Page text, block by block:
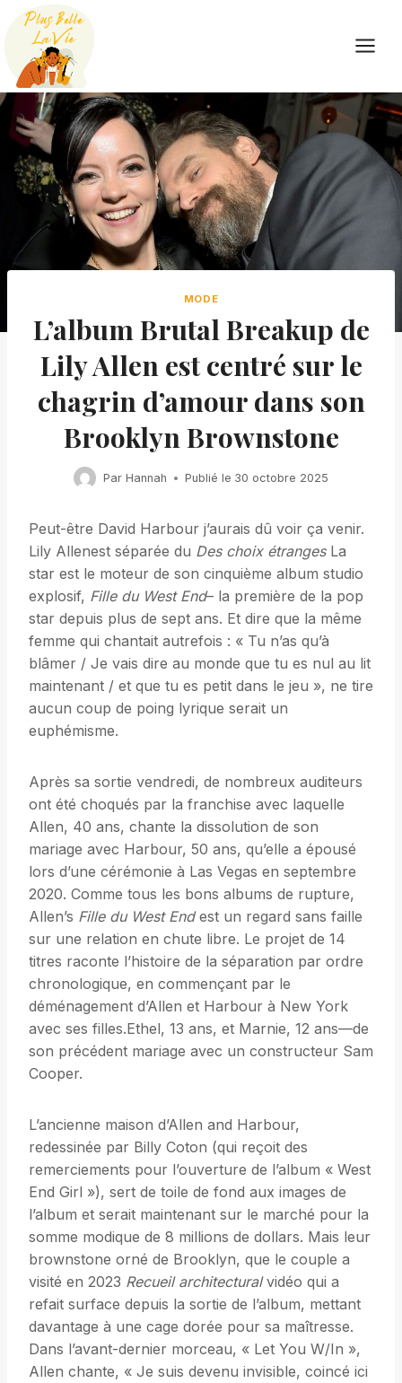
Skip
content
MODE
L’album Brutal Breakup de
Lily Allen est centré sur le
chagrin d’amour dans son
Brooklyn Brownstone
Par Hannah Publié le 30 octobre 2025
Peut-être David Harbour j’aurais dû voir ça venir.
Lily Allenest séparée du Des choix étrangesLa
star est le moteur de son cinquième album studio
explosif, Fille du West End– la première de la pop
star depuis plus de sept ans. Et dire que la même
femme qui chantait autrefois : « Tu n’as qu’à
blâmer / Je vais dire au monde que tu es nul au lit
maintenant / et que tu es petit dans le jeu », ne tire
aucun coup de poing lyrique serait un
euphémisme.
Après sa sortie vendredi, de nombreux auditeurs
ont été choqués par la franchise avec laquelle
Allen, 40 ans, chante la dissolution de son
mariage avec Harbour, 50 ans, qu’elle a épousé
lors d’une cérémonie à Las Vegas en septembre
2020. Comme tous les bons albums de rupture,
Allen’s Fille du West Endest un regard sans faille
sur une relation en chute libre. Le projet de 14
titres raconte l’histoire de la séparation par ordre
chronologique, en commençant par le
déménagement d’Allen et Harbour à New York
avec ses filles.Ethel, 13 ans, et Marnie, 12 ans—de
son précédent mariage avec un constructeur Sam
Cooper.
L’ancienne maison d’Allen and Harbour,
redessinée par Billy Coton (qui reçoit des
remerciements pour l’ouverture de l’album « West
End Girl »), sert de toile de fond aux images de
l’album et serait maintenant sur le marché pour la
somme modique de 8 millions de dollars. Mais leur
brownstone orné de Brooklyn, que le couple a
visité en 2023 Recueil architecturalvidéo qui a
refait surface depuis la sortie de l’album, mettant
davantage à une cage dorée pour sa maîtresse.
Dans l’avant-dernier morceau, « Let You W/In »,
Allen chante, « Je suis devenu invisible, coincé ici